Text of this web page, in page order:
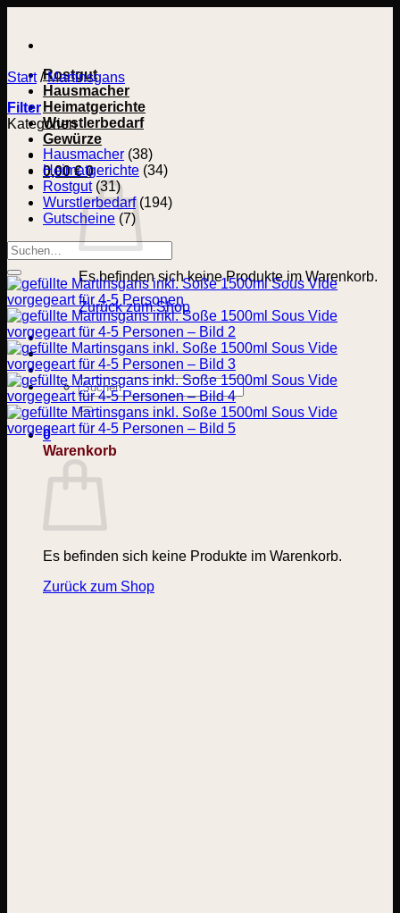
springen
Rostgut
Hausmacher
Heimatgerichte
Wurstlerbedarf
Gewürze
0,00€ 0
Es befinden sich keine Produkte im Warenkorb.
Zurück zum Shop
Suchen
nach:
0
Warenkorb
Es befinden sich keine Produkte im Warenkorb.
Zurück zum Shop
Start / Martinsgans
Filter
Kategorien
Hausmacher (38)
Heimatgerichte (34)
Rostgut (31)
Wurstlerbedarf (194)
Gutscheine (7)
Suchen
nach: